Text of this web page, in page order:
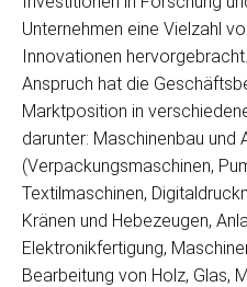
Unternehmen eine Vielzahl
Innovationen
Anspruch hat die
Marktposition in
darunter: Maschinenbau und
(Verpackungsmaschinen,
Textilmaschinen,
Kränen und Hebezeugen,
Elektronikfertigung,
Bearbeitung von Holz, Glas,